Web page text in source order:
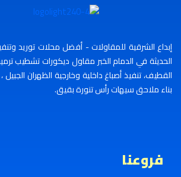
إبداع الشرقية للمقاولات - أفضل محلات توريد
الحديثة في الدمام الخبر مقاول ديكورات تشطيب
القطيف، تنفيذ أصباغ داخلية وخارجية الظهران
بناء ملاحق سيهات رأس تنورة بقيق.
فروعنا